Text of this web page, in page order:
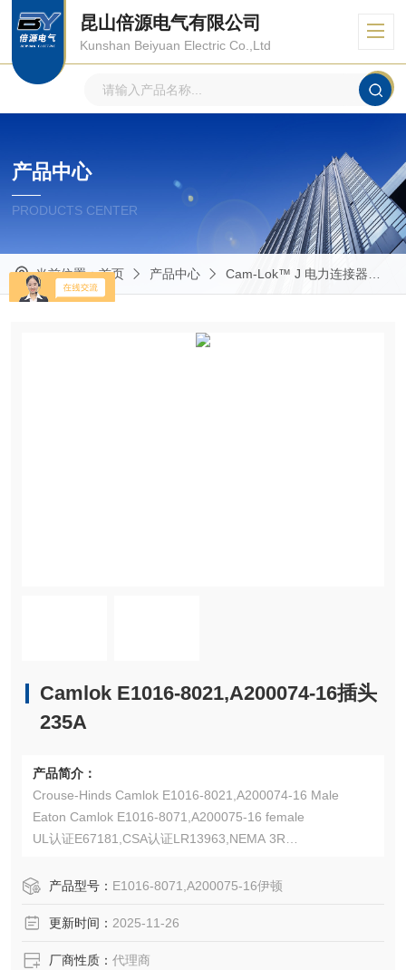
昆山倍源电气有限公司
Kunshan Beiyuan Electric Co.,Ltd
产品中心
PRODUCTS CENTER
当前位置：首页 产品中心 Cam-Lok™ J 电力连接器
Camlok E1016-8021,A200074-16插头
235A
产品简介：
Crouse-Hinds Camlok E1016-8021,A200074-16 Male
Eaton Camlok E1016-8071,A200075-16 female
UL认证E67181,CSA认证LR13963,NEMA 3R
连续电流最高可达235A,600Vac/dc,1/0-2/0AWG,压接式
产品型号： E1016-8071,A200075-16伊顿
更新时间： 2025-11-26
厂商性质： 代理商